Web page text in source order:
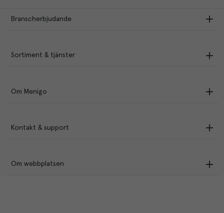
Branscherbjudande
Sortiment & tjänster
Om Menigo
Kontakt & support
Om webbplatsen